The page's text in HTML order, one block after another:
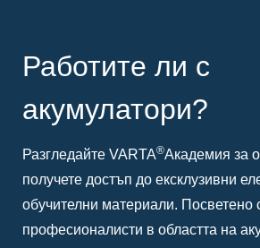
Работите ли с
акумулатори?
Разгледайте VARTA®Академия за
получете достъп до ексклузивни
обучителни материали. Посветено
професионалисти в областта на